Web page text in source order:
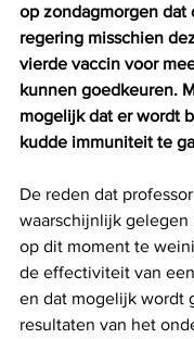
op zondagmorgen dat
regering misschien
vierde vaccin voor
kunnen goedkeuren.
mogelijk dat er wordt
kudde immuniteit te
De reden dat
waarschijnlijk
op dit moment te
de effectiviteit van
en dat mogelijk wordt
resultaten van het